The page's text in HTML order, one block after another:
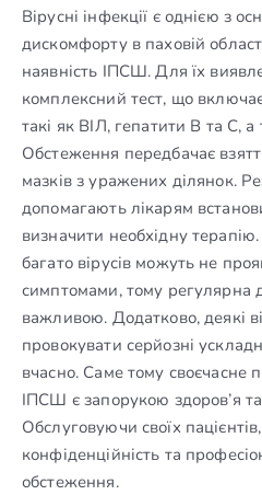
Вірусні інфекції є однією з
дискомфорту в паховій
наявність ІПСШ. Для їх
комплексний тест, що включає
такі як ВІЛ, гепатити В та С,
Обстеження передбачає
мазків з уражених ділянок.
допомагають лікарям
визначити необхідну
багато вірусів можуть не
симптомами, тому регулярна
важливою. Додатково, деякі
провокувати серйозні
вчасно. Саме тому своєчасне
ІПСШ є запорукою здоров’я
Обслуговуючи своїх
конфіденційність та
обстеження.